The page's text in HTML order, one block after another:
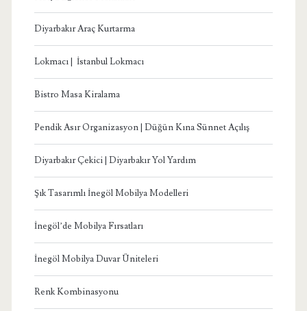
Diyarbakır Araç Kurtarma
Lokmacı | İstanbul Lokmacı
Bistro Masa Kiralama
Pendik Asır Organizasyon | Düğün Kına Sünnet Açılış
Diyarbakır Çekici | Diyarbakır Yol Yardım
Şık Tasarımlı İnegöl Mobilya Modelleri
İnegöl’de Mobilya Fırsatları
İnegöl Mobilya Duvar Üniteleri
Renk Kombinasyonu